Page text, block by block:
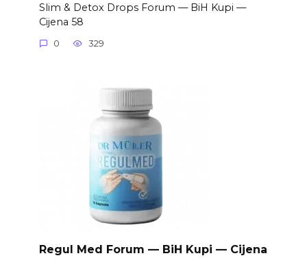
Slim & Detox Drops Forum — BiH Kupi —
Cijena 58
0 329
Regul Med Forum — BiH Kupi — Cijena